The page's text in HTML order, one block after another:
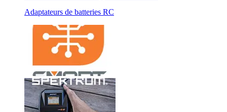
Adaptateurs de batteries RC